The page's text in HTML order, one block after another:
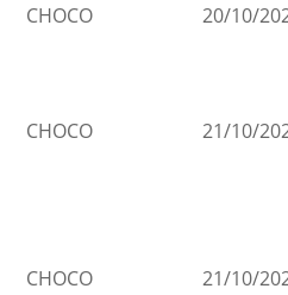
CHOCO 20/10/
CHOCO 21/10/
CHOCO 21/10/